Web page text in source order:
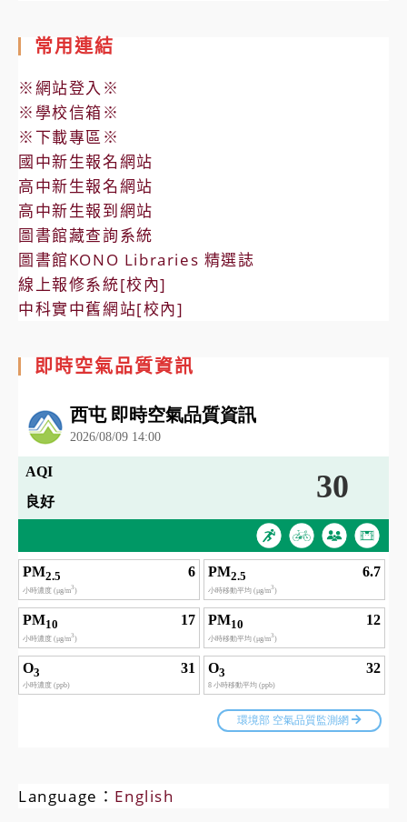
常用連結
※網站登入※
※學校信箱※
※下載專區※
國中新生報名網站
高中新生報名網站
高中新生報到網站
圖書館藏查詢系統
圖書館KONO Libraries 精選誌
線上報修系統[校內]
中科實中舊網站[校內]
即時空氣品質資訊
Language： English